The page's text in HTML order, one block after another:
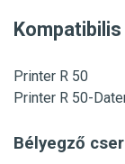
Printer R 50
Printer R 50-
Bélyegző